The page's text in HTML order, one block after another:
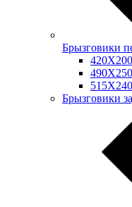
Брызговики
420Х200
490Х250
515Х240
Брызговики